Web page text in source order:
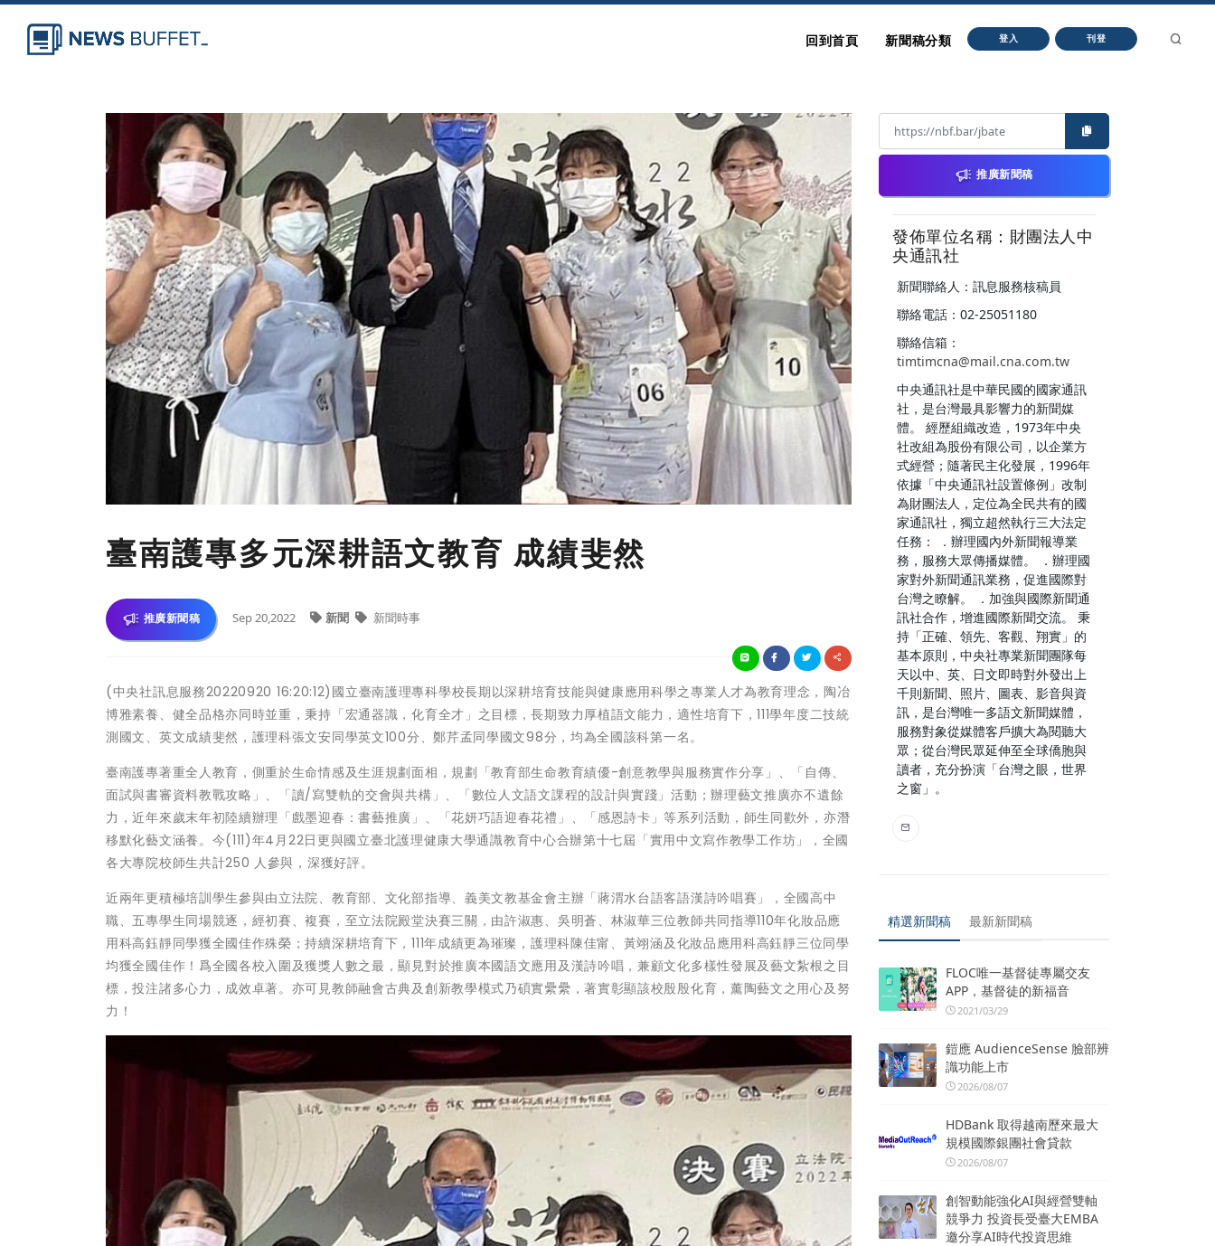
回到首頁 新聞稿分類 登入 刊登
臺南護專多元深耕語文教育 成績斐然
推廣新聞稿 Sep 20,2022 新聞 新聞時事
(中央社訊息服務20220920 16:20:12)國立臺南護理專科學校長期以深耕培育技能與健康應用科學之專業人才為教育理念，陶冶
博雅素養、健全品格亦同時並重，秉持「宏通器識，化育全才」之目標，長期致力厚植語文能力，適性培育下，111學年度二技統
測國文、英文成績斐然，護理科張文安同學英文100分、鄭芹孟同學國文98分，均為全國該科第一名。
臺南護專著重全人教育，側重於生命情感及生涯規劃面相，規劃「教育部生命教育績優-創意教學與服務實作分享」、「自傳、
面試與書審資料教戰攻略」、「讀/寫雙軌的交會與共構」、「數位人文語文課程的設計與實踐」活動；辦理藝文推廣亦不遺餘
力，近年來歲末年初陸續辦理「戲墨迎春：書藝推廣」、「花妍巧語迎春花禮」、「感恩詩卡」等系列活動，師生同歡外，亦潛
移默化藝文涵養。今(111)年4月22日更與國立臺北護理健康大學通識教育中心合辦第十七屆「實用中文寫作教學工作坊」，全國
各大專院校師生共計250 人參與，深獲好評。
近兩年更積極培訓學生參與由立法院、教育部、文化部指導、義美文教基金會主辦「蔣渭水台語客語漢詩吟唱賽」，全國高中
職、五專學生同場競逐，經初賽、複賽，至立法院殿堂決賽三關，由許淑惠、吳明蒼、林淑華三位教師共同指導110年化妝品應
用科高鈺靜同學獲全國佳作殊榮；持續深耕培育下，111年成績更為璀璨，護理科陳佳甯、黃翊涵及化妝品應用科高鈺靜三位同學
均獲全國佳作！爲全國各校入圍及獲獎人數之最，顯見對於推廣本國語文應用及漢詩吟唱，兼顧文化多樣性發展及藝文紮根之目
標，投注諸多心力，成效卓著。亦可見教師融會古典及創新教學模式乃碩實纍纍，著實彰顯該校殷殷化育，薰陶藝文之用心及努
力！
推廣新聞稿
發佈單位名稱：財團法人中
央通訊社
新聞聯絡人：訊息服務核稿員
聯絡電話：02-25051180
聯絡信箱：
timtimcna@mail.cna.com.tw
中央通訊社是中華民國的國家通訊
社，是台灣最具影響力的新聞媒
體。 經歷組織改造，1973年中央
社改組為股份有限公司，以企業方
式經營；隨著民主化發展，1996年
依據「中央通訊社設置條例」改制
為財團法人，定位為全民共有的國
家通訊社，獨立超然執行三大法定
任務： ．辦理國內外新聞報導業
務，服務大眾傳播媒體。 ．辦理國
家對外新聞通訊業務，促進國際對
台灣之瞭解。 ．加強與國際新聞通
訊社合作，增進國際新聞交流。 秉
持「正確、領先、客觀、翔實」的
基本原則，中央社專業新聞團隊每
天以中、英、日文即時對外發出上
千則新聞、照片、圖表、影音與資
訊，是台灣唯一多語文新聞媒體，
服務對象從媒體客戶擴大為閱聽大
眾；從台灣民眾延伸至全球僑胞與
讀者，充分扮演「台灣之眼，世界
之窗」。
精選新聞稿 最新新聞稿
FLOC唯一基督徒專屬交友
APP，基督徒的新福音
2021/03/29
鎧應 AudienceSense 臉部辨
識功能上市
2026/08/07
HDBank 取得越南歷來最大
規模國際銀團社會貸款
2026/08/07
創智動能強化AI與經營雙軸
競爭力 投資長受臺大EMBA
邀分享AI時代投資思維